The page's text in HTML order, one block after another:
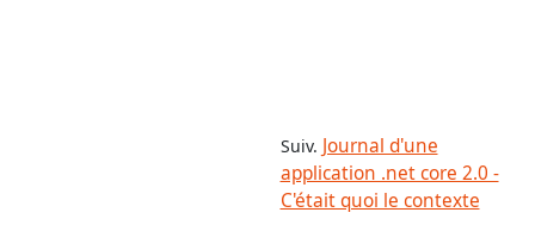
Suiv. Journal d'une
application .net core 2.0 -
C'était quoi le contexte